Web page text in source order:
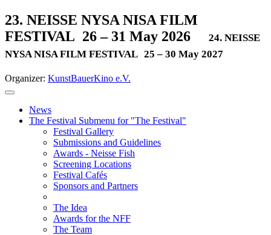
23. NEISSE NYSA NISA FILM
FESTIVAL 26 – 31 May 2026
24. NEISSE
NYSA NISA FILM FESTIVAL 25 – 30 May 2027
Organizer: KunstBauerKino e.V.
News
The Festival Submenu for "The Festival"
Festival Gallery
Submissions and Guidelines
Awards - Neisse Fish
Screening Locations
Festival Cafés
Sponsors and Partners
The Idea
Awards for the NFF
The Team